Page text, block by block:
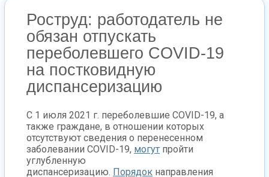
Роструд: работодатель не
обязан отпускать
переболевшего COVID-19
на постковидную
диспансеризацию
С 1 июля 2021 г. переболевшие COVID-19, а
также граждане, в отношении которых
отсутствуют сведения о перенесенном
заболевании COVID-19, могут пройти
углубленную
диспансеризацию. Порядок направления